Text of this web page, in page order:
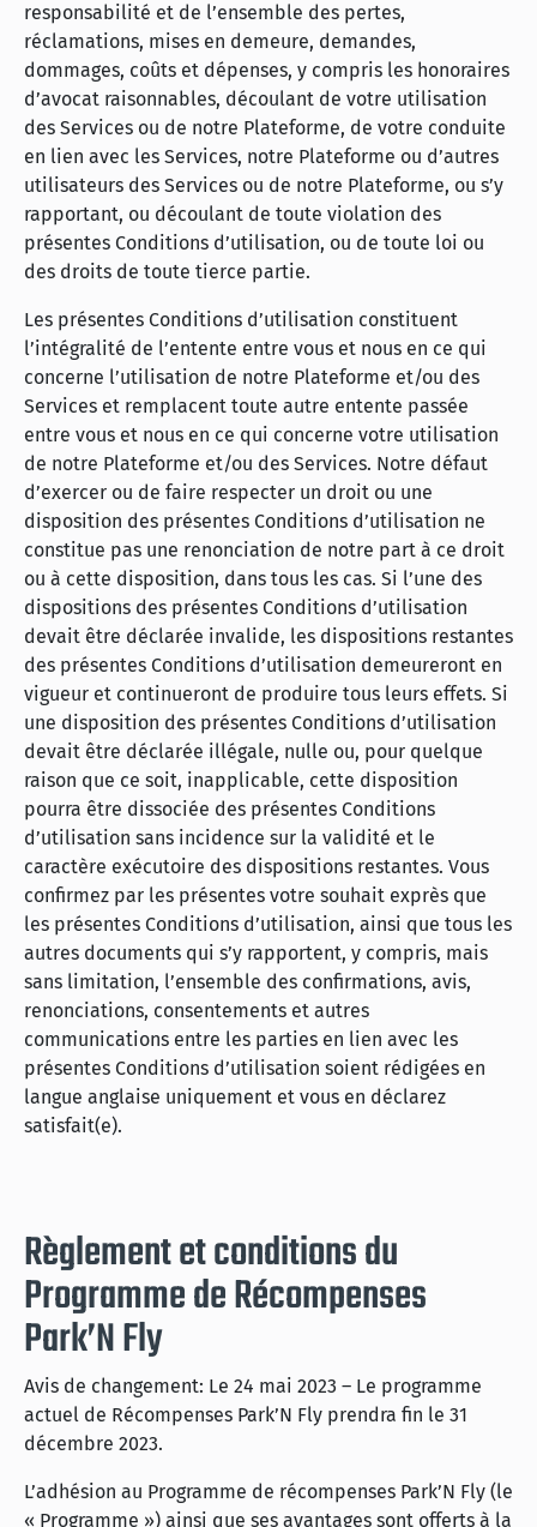
responsabilité et de l’ensemble des pertes,
réclamations, mises en demeure, demandes,
dommages, coûts et dépenses, y compris les honoraires
d’avocat raisonnables, découlant de votre utilisation
des Services ou de notre Plateforme, de votre conduite
en lien avec les Services, notre Plateforme ou d’autres
utilisateurs des Services ou de notre Plateforme, ou s’y
rapportant, ou découlant de toute violation des
présentes Conditions d’utilisation, ou de toute loi ou
des droits de toute tierce partie.
Les présentes Conditions d’utilisation constituent
l’intégralité de l’entente entre vous et nous en ce qui
concerne l’utilisation de notre Plateforme et/ou des
Services et remplacent toute autre entente passée
entre vous et nous en ce qui concerne votre utilisation
de notre Plateforme et/ou des Services. Notre défaut
d’exercer ou de faire respecter un droit ou une
disposition des présentes Conditions d’utilisation ne
constitue pas une renonciation de notre part à ce droit
ou à cette disposition, dans tous les cas. Si l’une des
dispositions des présentes Conditions d’utilisation
devait être déclarée invalide, les dispositions restantes
des présentes Conditions d’utilisation demeureront en
vigueur et continueront de produire tous leurs effets. Si
une disposition des présentes Conditions d’utilisation
devait être déclarée illégale, nulle ou, pour quelque
raison que ce soit, inapplicable, cette disposition
pourra être dissociée des présentes Conditions
d’utilisation sans incidence sur la validité et le
caractère exécutoire des dispositions restantes. Vous
confirmez par les présentes votre souhait exprès que
les présentes Conditions d’utilisation, ainsi que tous les
autres documents qui s’y rapportent, y compris, mais
sans limitation, l’ensemble des confirmations, avis,
renonciations, consentements et autres
communications entre les parties en lien avec les
présentes Conditions d’utilisation soient rédigées en
langue anglaise uniquement et vous en déclarez
satisfait(e).
Règlement et conditions du
Programme de Récompenses
Park’N Fly
Avis de changement: Le 24 mai 2023 – Le programme
actuel de Récompenses Park’N Fly prendra fin le 31
décembre 2023.
L’adhésion au Programme de récompenses Park’N Fly (le
« Programme ») ainsi que ses avantages sont offerts à la